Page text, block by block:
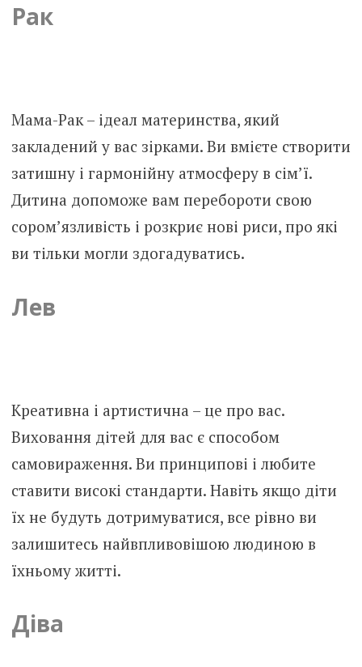
Рак
Мама-Рак – ідеал материнства, який
закладений у вас зірками. Ви вмієте створити
затишну і гармонійну атмосферу в сім’ї.
Дитина допоможе вам перебороти свою
сором’язливість і розкриє нові риси, про які
ви тільки могли здогадуватись.
Лев
Креативна і артистична – це про вас.
Виховання дітей для вас є способом
самовираження. Ви принципові і любите
ставити високі стандарти. Навіть якщо діти
їх не будуть дотримуватися, все рівно ви
залишитесь найвпливовішою людиною в
їхньому житті.
Діва